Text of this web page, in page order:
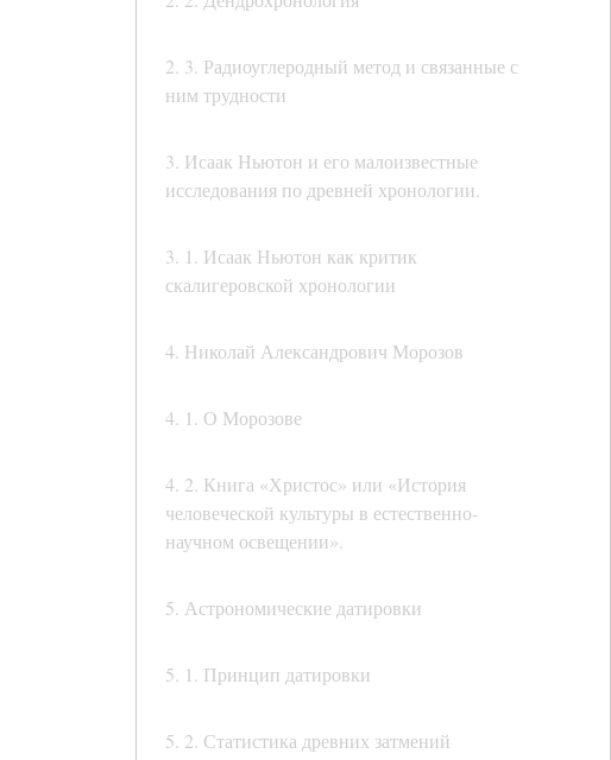
2. 3. Радиоуглеродный метод и связанные с
ним трудности
3. Исаак Ньютон и его малоизвестные
исследования по древней хронологии.
3. 1. Исаак Ньютон как критик
скалигеровской хронологии
4. Николай Александрович Морозов
4. 1. О Морозове
4. 2. Книга «Христос» или «История
человеческой культуры в естественно-
научном освещении».
5. Астрономические датировки
5. 1. Принцип датировки
5. 2. Статистика древних затмений